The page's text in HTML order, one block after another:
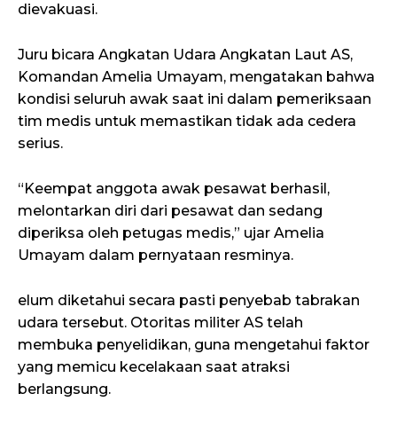
dievakuasi.
Juru bicara Angkatan Udara Angkatan Laut AS,
Komandan Amelia Umayam, mengatakan bahwa
kondisi seluruh awak saat ini dalam pemeriksaan
tim medis untuk memastikan tidak ada cedera
serius.
“Keempat anggota awak pesawat berhasil,
melontarkan diri dari pesawat dan sedang
diperiksa oleh petugas medis,” ujar Amelia
Umayam dalam pernyataan resminya.
elum diketahui secara pasti penyebab tabrakan
udara tersebut. Otoritas militer AS telah
membuka penyelidikan, guna mengetahui faktor
yang memicu kecelakaan saat atraksi
berlangsung.